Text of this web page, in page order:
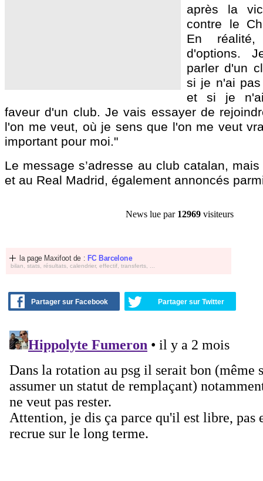
après la
contre le
En réalité,
d'options.
parler d'un
si je n'ai
et si je
faveur d'un club. Je vais essayer de
l'on me veut, où je sens que l'on me veut
important pour moi."
Le message s’adresse au club catalan,
et au Real Madrid, également annoncés
News lue par 12969 visiteurs
la page Maxifoot de : FC Barcelone
bilan, stats, résultats, calendrier, effectif, transferts, ...
Partager sur Facebook Partager sur Twitter